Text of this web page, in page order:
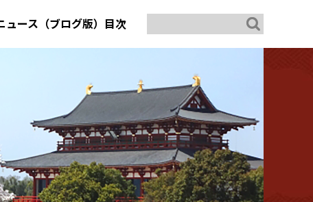
ュース（ブログ版）目次